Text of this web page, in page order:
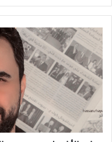
نادر
الأتات
لم
تعجبه
هذه
الصورة
نشرها..
وهذا